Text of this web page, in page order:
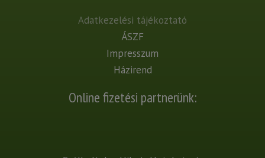
Adatkezelési tájékoztató
ÁSZF
Impresszum
Házirend
Online fizetési partnerünk: